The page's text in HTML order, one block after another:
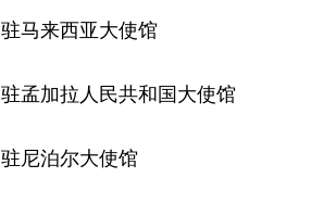
驻马来西亚大使馆
驻孟加拉人民共和国大使馆
驻尼泊尔大使馆